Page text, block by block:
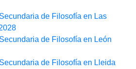
de Filosofía en Las
de Filosofía en León
de Filosofía en Lleida